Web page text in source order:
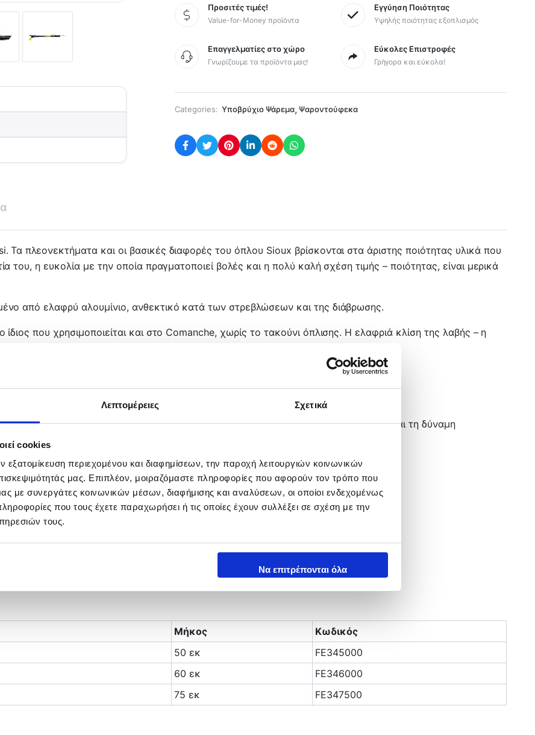
Λεπτομέρειες Σχετικά
cookies
εξατομίκευση περιεχομένου και διαφημίσεων, την παροχή λειτουργιών κοινωνικών
μας. Επιπλέον, μοιραζόμαστε πληροφορίες που αφορούν τον τρόπο που
με συνεργάτες κοινωνικών μέσων, διαφήμισης και αναλύσεων, οι οποίοι ενδεχομένως
που τους έχετε παραχωρήσει ή τις οποίες έχουν συλλέξει σε σχέση με την
τους.
Να επιτρέπονται όλα
Προσιτές τιμές!
Value-for-Money προϊόντα
Εγγύηση Ποιότητας
Υψηλής ποιότητας εξοπλισμός
Επαγγελματίες στο χώρο
Γνωρίζουμε τα προϊόντα μας!
Εύκολες Επιστροφές
Γρήγορα και εύκολα!
Categories: Yποβρύχιο Ψάρεμα, Ψαροντούφεκα
πλεονεκτήματα και οι βασικές διαφορές του όπλου Sioux βρίσκονται στα άριστης ποιότητας υλικά που
του, η ευκολία με την οποία πραγματοποιεί βολές και η πολύ καλή σχέση τιμής – ποιότητας, είναι μερικά
από ελαφρύ αλουμίνιο, ανθεκτικό κατά των στρεβλώσεων και της διάβρωσης.
που χρησιμοποιείται και στο Comanche, χωρίς το τακούνι όπλισης. Η ελαφριά κλίση της λαβής – η
έτσι, ώστε να βοηθά την γρήγορη, ενστικτώδη στόχευση.
και διαθέτει ασφάλεια.
από τη λαβή, ενώ υπάρχουν και άλλα δύο άγκιστρα για την πετονιά ή το ρακετόνημα.
και έτσι η Cressi πέτυχε τον ιδανικό συνδυασμό ανάμεσα στην ευκολία όπλισης και τη δύναμη
υποδοχή και για διπλά λάστιχα.
60 (55 εκ σωλήνα) και 75 (70 εκ σωλήνα).
Μήκος
Κωδικός
50 εκ
FE345000
60 εκ
FE346000
75 εκ FE347500